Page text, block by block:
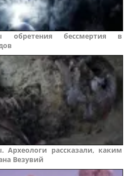
обретения бессмертия в
рассказали, каким
Везувий